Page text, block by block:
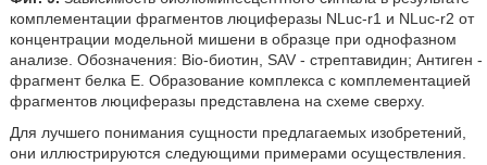
комплементации фрагментов люциферазы NLuc-r1 и NLuc-r2 от
концентрации модельной мишени в образце при однофазном
анализе. Обозначения: Bio-биотин, SAV - стрептавидин; Антиген -
фрагмент белка Е. Образование комплекса с комплементацией
фрагментов люциферазы представлена на схеме сверху.
Для лучшего понимания сущности предлагаемых изобретений,
они иллюстрируются следующими примерами осуществления.